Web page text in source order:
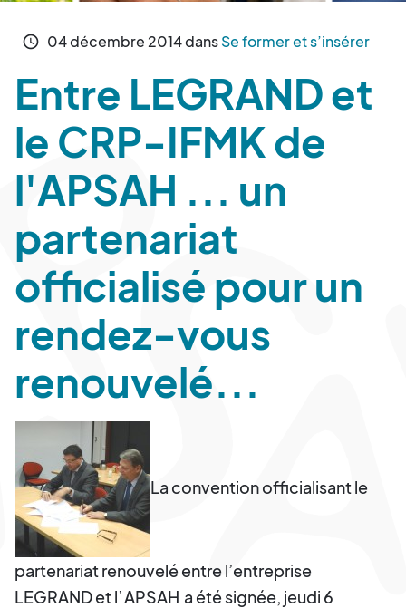
schedule 04décembre 2014dansSe former et s’insérer
Entre LEGRAND et
le CRP-IFMK de
l'APSAH ... un
partenariat
officialisé pour un
rendez-vous
renouvelé...
La convention officialisant le
partenariat renouvelé entre l’entreprise
LEGRAND et l’APSAH a été signée, jeudi 6